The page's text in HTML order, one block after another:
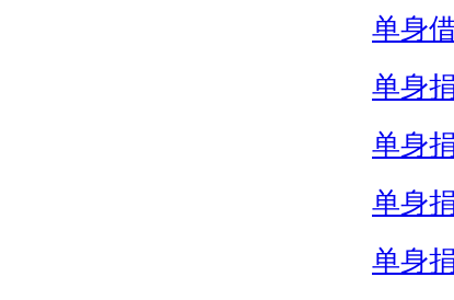
单身
单身
单身
单身
单身